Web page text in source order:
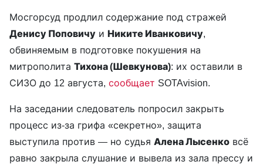
Мосгорсуд продлил содержание под стражей
Денису Поповичу и Никите Иванковичу,
обвиняемым в подготовке покушения на
митрополита Тихона (Шевкунова): их оставили в
СИЗО до 12 августа, сообщает SOTAvision.
На заседании следователь попросил закрыть
процесс из-за грифа «секретно», защита
выступила против — но судья Алена Лысенко всё
равно закрыла слушание и вывела из зала прессу и